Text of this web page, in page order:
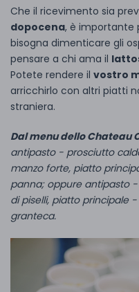
Che il ricevimento sia
dopocena, è importante
bisogna dimenticare gli
pensare a chi ama il
Potete rendere il vostro
arricchirlo con altri piatti
straniera.
Dal menu dello Chateau
antipasto - prosciutto
manzo forte, piatto
panna; oppure antipasto
di piselli, piatto principale
granteca.